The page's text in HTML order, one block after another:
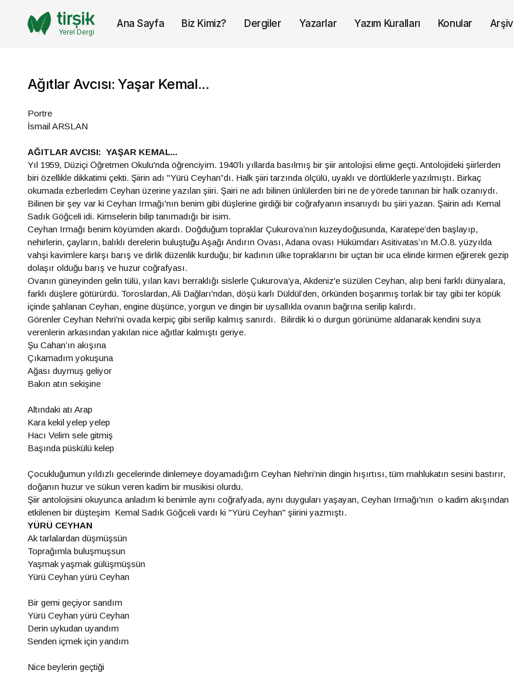
Yerel Dergi
Ana Sayfa Biz Kimiz? Dergiler Yazarlar Yazım Kuralları Konular Arşiv
Ağıtlar Avcısı: Yaşar Kemal...
Portre
İsmail ARSLAN
AĞITLAR AVCISI: YAŞAR KEMAL...
Yıl 1959, Düziçi Öğretmen Okulu'nda öğrenciyim. 1940’lı yıllarda basılmış bir şiir antolojisi elime geçti. Antolojideki şiirlerden
biri özellikle dikkatimi çekti. Şiirin adı "Yürü Ceyhan”dı. Halk şiiri tarzında ölçülü, uyaklı ve dörtlüklerle yazılmıştı. Birkaç
okumada ezberledim Ceyhan üzerine yazılan şiiri. Şairi ne adı bilinen ünlülerden biri ne de yörede tanınan bir halk ozanıydı.
Bilinen bir şey var ki Ceyhan Irmağı'nın benim gibi düşlerine girdiği bir coğrafyanın insanıydı bu şiiri yazan. Şairin adı Kemal
Sadık Göğceli idi. Kimselerin bilip tanımadığı bir isim.
Ceyhan Irmağı benim köyümden akardı. Doğduğum topraklar Çukurova’nın kuzeydoğusunda, Karatepe’den başlayıp,
nehirlerin, çayların, balıklı derelerin buluştuğu Aşağı Andırın Ovası, Adana ovası Hükümdarı Asitivatas’ın M.Ö.8. yüzyılda
vahşi kavimlere karşı barış ve dirlik düzenlik kurduğu; bir kadının ülke topraklarını bir uçtan bir uca elinde kirmen eğirerek gezip
dolaşır olduğu barış ve huzur coğrafyası.
Ovanın güneyinden gelin tülü, yılan kavı berraklığı sislerle Çukurova’ya, Akdeniz'e süzülen Ceyhan, alıp beni farklı dünyalara,
farklı düşlere götürürdü. Toroslardan, Ali Dağları'ndan, döşü karlı Düldül’den, örkünden boşanmış torlak bir tay gibi ter köpük
içinde şahlanan Ceyhan, engine düşünce, yorgun ve dingin bir uysallıkla ovanın bağrına serilip kalırdı.
Görenler Ceyhan Nehri'ni ovada kerpiç gibi serilip kalmış sanırdı. Bilirdik ki o durgun görünüme aldanarak kendini suya
verenlerin arkasından yakılan nice ağıtlar kalmıştı geriye.
Şu Cahan’ın akışına
Çıkamadım yokuşuna
Ağası duymuş geliyor
Bakın atın sekişine
Altındaki atı Arap
Kara kekil yelep yelep
Hacı Velim sele gitmiş
Başında püskülü kelep
Çocukluğumun yıldızlı gecelerinde dinlemeye doyamadığım Ceyhan Nehri’nin dingin hışırtısı, tüm mahlukatın sesini bastırır,
doğanın huzur ve sükun veren kadim bir musikisi olurdu.
Şiir antolojisini okuyunca anladım ki benimle aynı coğrafyada, aynı duyguları yaşayan, Ceyhan Irmağı'nın o kadim akışından
etkilenen bir düşteşim Kemal Sadık Göğceli vardı ki "Yürü Ceyhan" şiirini yazmıştı.
YÜRÜ CEYHAN
Ak tarlalardan düşmüşsün
Toprağımla buluşmuşsun
Yaşmak yaşmak gülüşmüşsün
Yürü Ceyhan yürü Ceyhan
Bir gemi geçiyor sandım
Yürü Ceyhan yürü Ceyhan
Derin uykudan uyandım
Senden içmek için yandım
Nice beylerin geçtiği